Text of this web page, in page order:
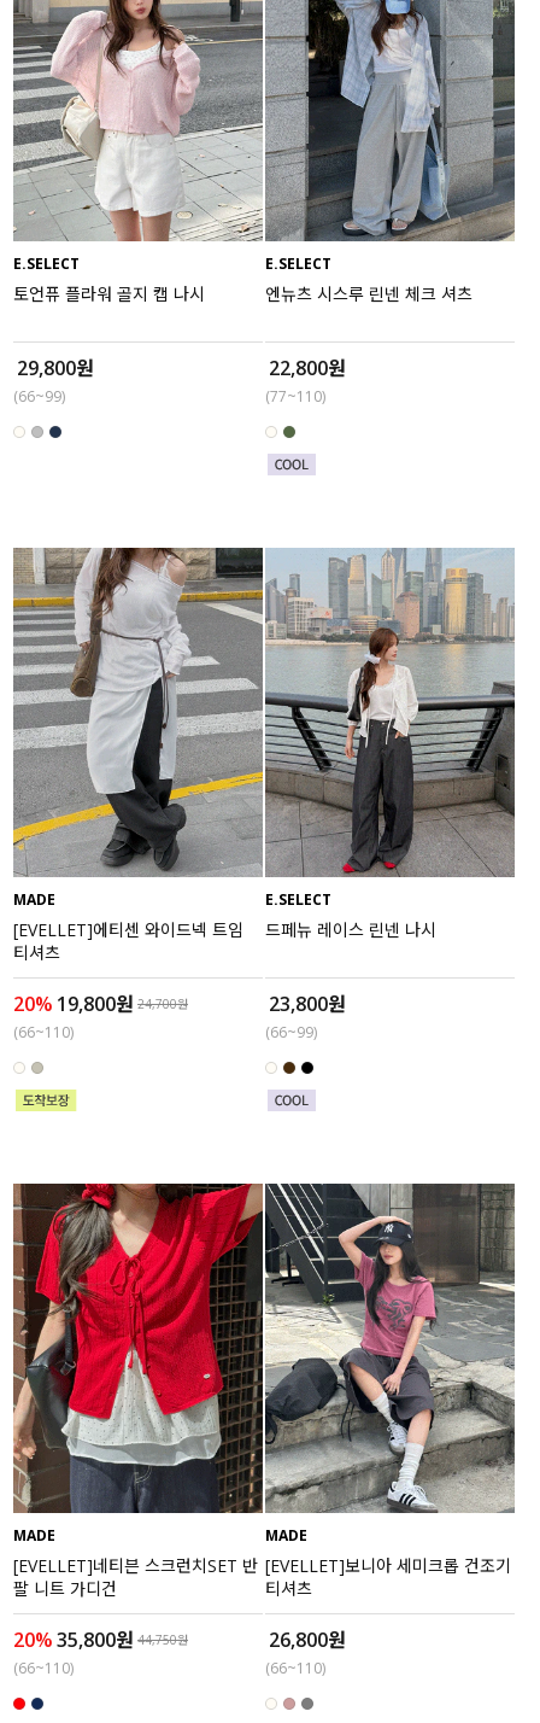
E.SELECT
토언퓨 플라워 골지 캡 나시
29,800원
(66~99)
E.SELECT
엔뉴츠 시스루 린넨 체크 셔츠
22,800원
(77~110)
MADE
[EVELLET]에티센 와이드넥 트임
티셔츠
20% 19,800원 24,700원
(66~110)
E.SELECT
드페뉴 레이스 린넨 나시
23,800원
(66~99)
MADE
[EVELLET]네티븐 스크런치SET 반
팔 니트 가디건
20%35,800원 44,750원
(66~110)
MADE
[EVELLET]보니아 세미크롭 건조기
티셔츠
26,800원
(66~110)